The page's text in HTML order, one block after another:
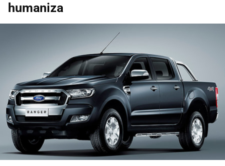
humaniza